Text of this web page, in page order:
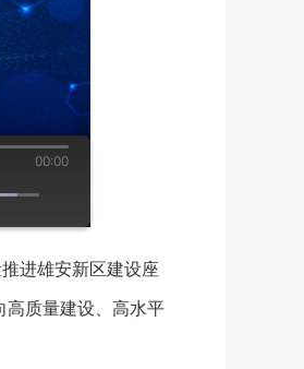
00:00
进雄安新区建设座
高质量建设、高水平